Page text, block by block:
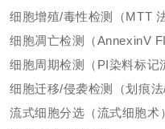
细胞增殖/毒性检测（MTT
细胞凋亡检测（AnnexinV
细胞周期检测（PI染料标记
细胞迁移/侵袭检测（划痕法
流式细胞分选（流式细胞术）